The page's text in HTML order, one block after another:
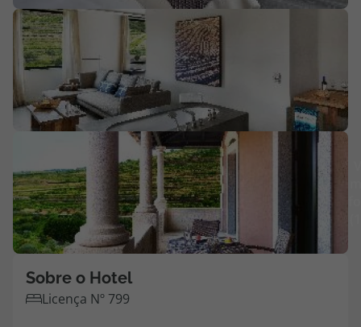
Área de Cliente
Agências
Contactos
Apoio ao cliente em Portugal
218 925 471
Apoio ao cliente no Estrangeiro
Sobre o Hotel
Licença Nº 799